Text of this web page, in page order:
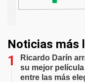
Noticias más
Ricardo Darín
su mejor
entre las más